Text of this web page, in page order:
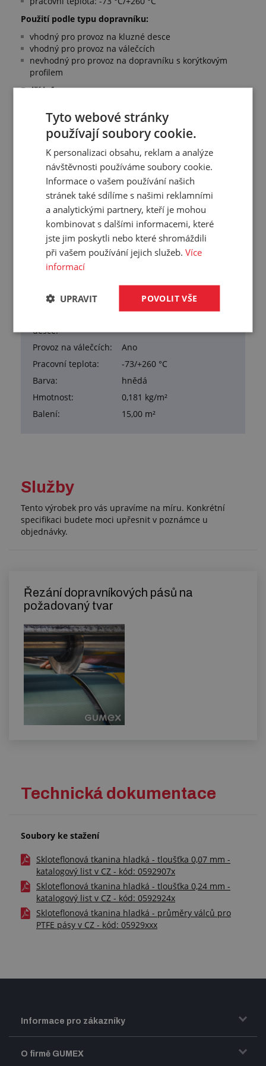
Použití podle typu dopravníku:
vhodný pro provoz na kluzné desce
vhodný pro provoz na válečcích
nevhodný pro provoz na dopravníku s korýtkovým
profilem
Další informace:
nejsme schopni tyto pásy spojovat přímo na místě
použití
Přečtěte si na našem blogu:
teflon v našem sortimentu
kde všude se používá teflon
Přehled vlastností
Tloušťka:
0.08 mm
Šířka:
Ne
Materiál:
desce:
Provoz na válečcích:
Ano
Pracovní teplota:
-73/+260 °C
Barva:
hnědá
Hmotnost:
0,181 kg/m²
Balení:
15,00 m²
Služby
Tento výrobek pro vás upravíme na míru. Konkrétní
specifikaci budete moci upřesnit v poznámce u
objednávky.
Řezání dopravníkových pásů na
požadovaný tvar
Technická dokumentace
Soubory ke stažení
Skloteflonová tkanina hladká - tloušťka 0,07 mm -
katalogový list v CZ - kód: 0592907x
Skloteflonová tkanina hladká - tloušťka 0,24 mm -
katalogový list v CZ - kód: 0592924x
Skloteflonová tkanina hladká - průměry válců pro
PTFE pásy v CZ - kód: 05929xxx
Informace pro zákazníky
Doprava a zasílání zboží
O firmě GUMEX
Tyto webové stránky
používají soubory cookie.
K personalizaci obsahu, reklam a analýze
návštěvnosti používáme soubory cookie.
Informace o vašem používání našich
stránek také sdílíme s našimi reklamními
a analytickými partnery, kteří je mohou
kombinovat s dalšími informacemi, které
jste jim poskytli nebo které shromáždili
při vašem používání jejich služeb.Více
informací
POVOLIT VŠE
UPRAVIT